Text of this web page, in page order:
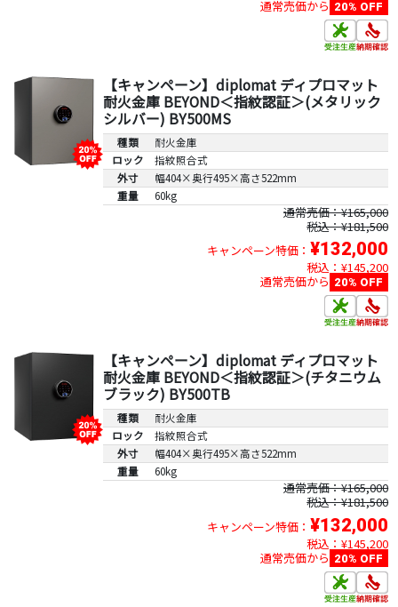
通常売価から 20% OFF
【キャンペーン】diplomat ディプロマット
耐火金庫 BEYOND＜指紋認証＞(メタリック
シルバー) BY500MS
種類
耐火金庫
ロック
指紋照合式
外寸
幅404×奥行495×高さ522mm
重量
60kg
通常売価：¥165,000
税込：¥181,500
キャンペーン特価： ¥132,000
税込：¥145,200
通常売価から 20% OFF
【キャンペーン】diplomat ディプロマット
耐火金庫 BEYOND＜指紋認証＞(チタニウム
ブラック) BY500TB
種類
耐火金庫
ロック
指紋照合式
外寸
幅404×奥行495×高さ522mm
重量
60kg
通常売価：¥165,000
税込：¥181,500
キャンペーン特価： ¥132,000
税込：¥145,200
通常売価から 20% OFF